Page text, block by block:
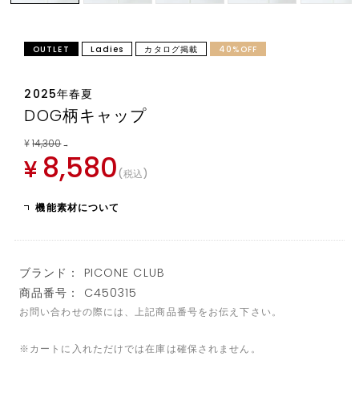
OUTLET Ladies カタログ掲載 40%OFF
2025年春夏
DOG柄キャップ
¥ 14,300 →
¥ 8,580 税込
機能素材について
ブランド： PICONE CLUB
商品番号： C450315
お問い合わせの際には、上記商品番号をお伝え下さい。
※カートに入れただけでは在庫は確保されません。